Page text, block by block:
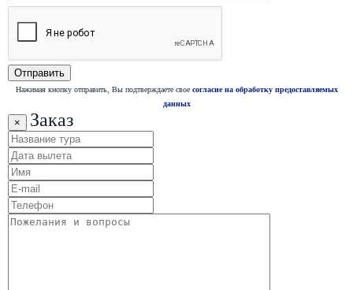
Нажимая кнопку отправить, Вы подтверждаете свое согласие на обработку предоставляемых
данных
× Заказ